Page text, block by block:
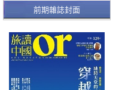
前期雜誌封面